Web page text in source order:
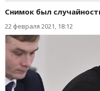
Снимок был
22 февраля 2021, 18:12